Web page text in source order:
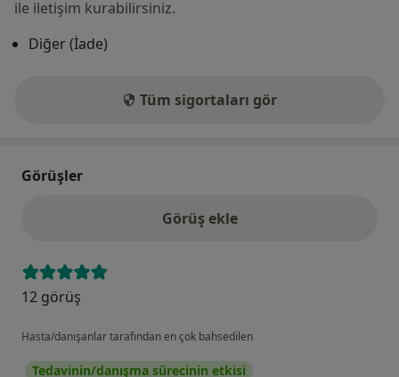
ile iletişim kurabilirsiniz.
Diğer (İade)
Tüm sigortaları gör
Görüşler
Görüş ekle
12 görüş
Hasta/danışanlar tarafından en çok bahsedilen
Tedavinin/danışma sürecinin etkisi